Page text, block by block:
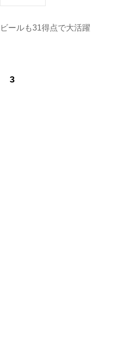
ビールも31得点で大活躍
3